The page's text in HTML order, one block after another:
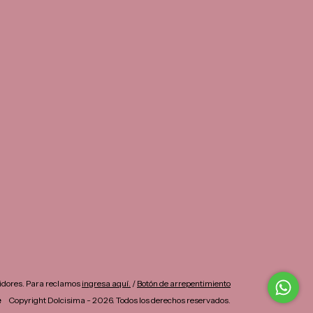
Para reclamos ingresa aquí. / Botón de arrepentimiento
Copyright Dolcisima - 2026. Todos los derechos reservados.